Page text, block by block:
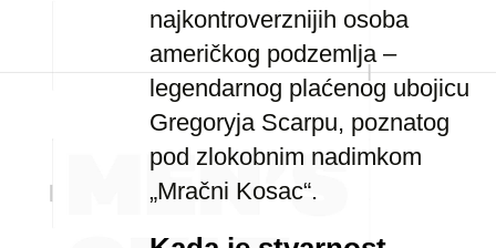
najkontroverznijih osoba
američkog podzemlja –
legendarnog plaćenog ubojicu
Gregoryja Scarpu, poznatog
pod zlokobnim nadimkom
„Mračni Kosac“.